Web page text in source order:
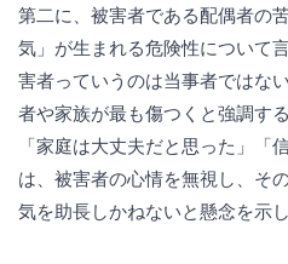
第二に、被害者である配偶者の
気」が生まれる危険性について
害者っていうのは当事者ではな
者や家族が最も傷つくと強調す
「家庭は大丈夫だと思った」「
は、被害者の心情を無視し、そ
気を助長しかねないと懸念を示し